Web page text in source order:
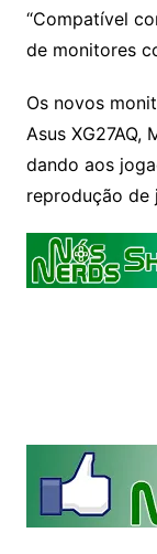
“Compatível
de monitores
Os novos
Asus XG27AQ,
dando aos
reprodução de